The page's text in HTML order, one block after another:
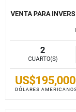
VENTA PARA
2
CUARTO(S)
US$195,000
DÓLARES